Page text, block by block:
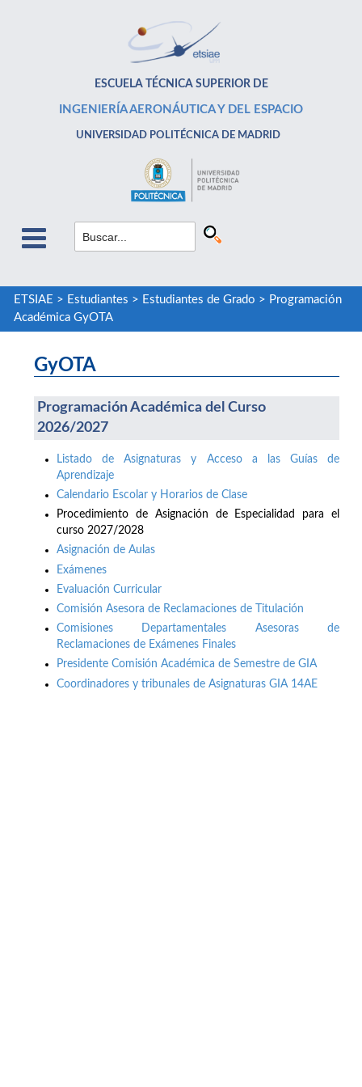
ESCUELA TÉCNICA SUPERIOR DE
INGENIERÍA AERONÁUTICA Y DEL ESPACIO
UNIVERSIDAD POLITÉCNICA DE MADRID
ETSIAE > Estudiantes > Estudiantes de Grado > Programación
Académica GyOTA
GyOTA
Programación Académica del Curso
2026/2027
Listado de Asignaturas y Acceso a las Guías de
Aprendizaje
Calendario Escolar y Horarios de Clase
Procedimiento de Asignación de Especialidad para el
curso 2027/2028
Asignación de Aulas
Exámenes
Evaluación Curricular
Comisión Asesora de Reclamaciones de Titulación
Comisiones Departamentales Asesoras de
Reclamaciones de Exámenes Finales
Presidente Comisión Académica de Semestre de GIA
Coordinadores y tribunales de Asignaturas GIA 14AE